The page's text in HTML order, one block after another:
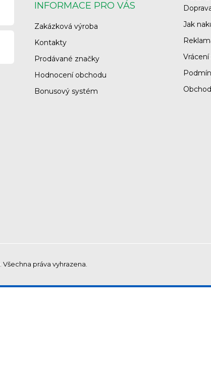
INFORMACE PRO VÁS
Zakázková výroba
Kontakty
Prodávané značky
Hodnocení obchodu
Bonusový systém
Jak
Vrácení
. Všechna práva vyhrazena.